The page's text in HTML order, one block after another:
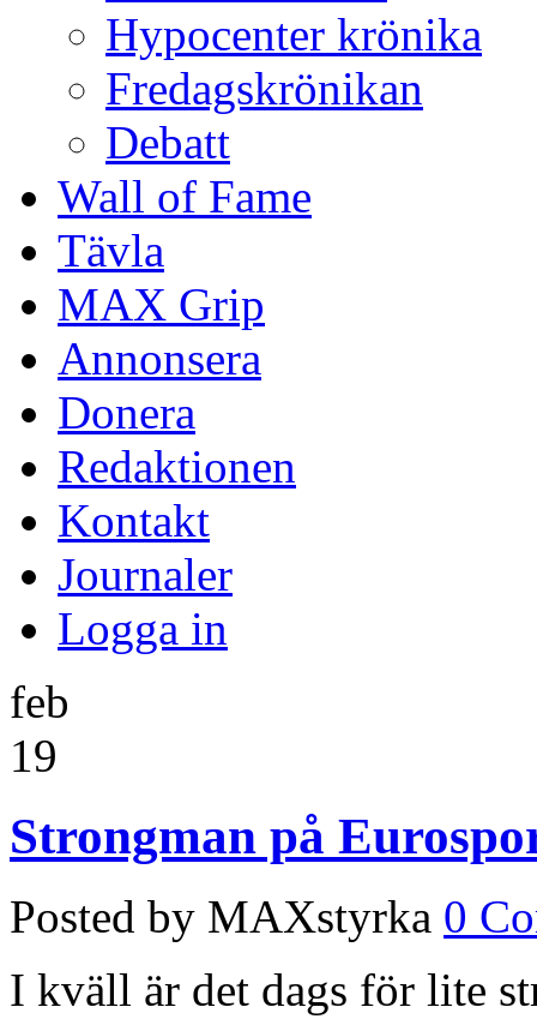
Hypocenter krönika
Fredagskrönikan
Debatt
Wall of Fame
Tävla
MAX Grip
Annonsera
Donera
Redaktionen
Kontakt
Journaler
Logga in
feb
19
Strongman på
Posted by MAXstyrka 0
I kväll är det dags för lite